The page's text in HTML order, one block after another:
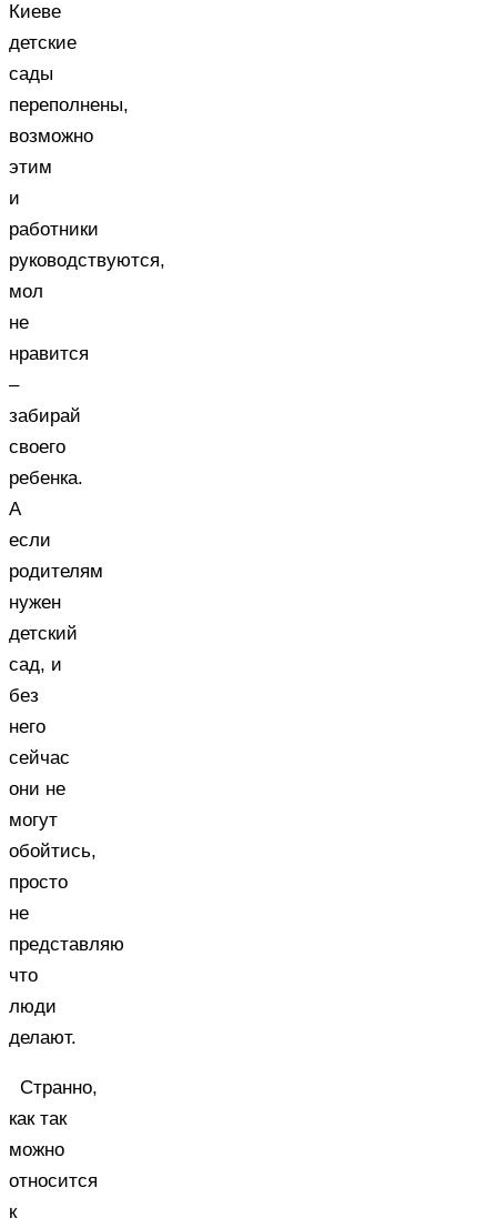
Киеве
детские
сады
переполнены,
возможно
этим
и
работники
руководствуются,
мол
не
нравится
–
забирай
своего
ребенка.
А
если
родителям
нужен
детский
сад, и
без
него
сейчас
они не
могут
обойтись,
просто
не
представляю
что
люди
делают.
Странно,
как так
можно
относится
к